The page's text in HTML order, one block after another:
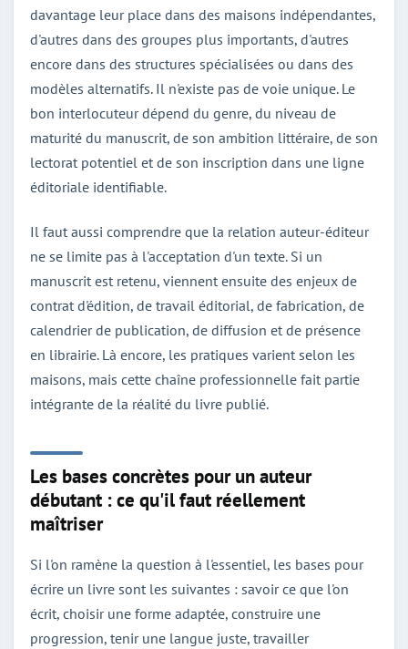
davantage leur place dans des maisons indépendantes,
d'autres dans des groupes plus importants, d'autres
encore dans des structures spécialisées ou dans des
modèles alternatifs. Il n'existe pas de voie unique. Le
bon interlocuteur dépend du genre, du niveau de
maturité du manuscrit, de son ambition littéraire, de son
lectorat potentiel et de son inscription dans une ligne
éditoriale identifiable.
Il faut aussi comprendre que la relation auteur-éditeur
ne se limite pas à l'acceptation d'un texte. Si un
manuscrit est retenu, viennent ensuite des enjeux de
contrat d'édition, de travail éditorial, de fabrication, de
calendrier de publication, de diffusion et de présence
en librairie. Là encore, les pratiques varient selon les
maisons, mais cette chaîne professionnelle fait partie
intégrante de la réalité du livre publié.
Les bases concrètes pour un auteur
débutant : ce qu'il faut réellement
maîtriser
Si l'on ramène la question à l'essentiel, les bases pour
écrire un livre sont les suivantes : savoir ce que l'on
écrit, choisir une forme adaptée, construire une
progression, tenir une langue juste, travailler